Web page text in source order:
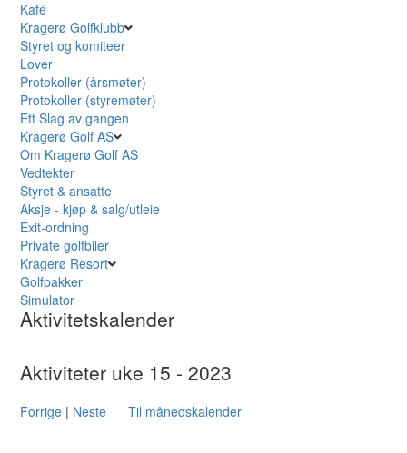
Kafé
Kragerø Golfklubb
Styret og komiteer
Lover
Protokoller (årsmøter)
Protokoller (styremøter)
Ett Slag av gangen
Kragerø Golf AS
Om Kragerø Golf AS
Vedtekter
Styret & ansatte
Aksje - kjøp & salg/utleie
Exit-ordning
Private golfbiler
Kragerø Resort
Golfpakker
Simulator
Aktivitetskalender
Aktiviteter uke 15 - 2023
Forrige | Neste Til månedskalender